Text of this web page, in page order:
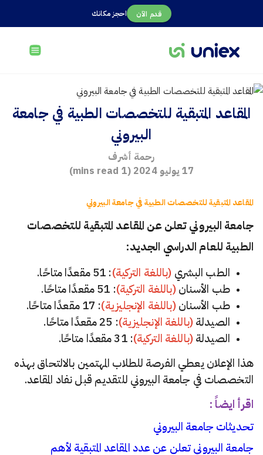
احجز مكانك قدم الآن
المقاعد المتبقية للتخصصات الطبية في جامعة
البيروني
رحمة أشرف
17 يوليو 2024
(
1
المقاعد المتبقية للتخصصات الطبية في جامعة البيروني
جامعة البيروني تعلن عن المقاعد المتبقية للتخصصات
الطبية للعام الدراسي الجديد:
الطب البشري (باللغة التركية): 51 مقعدًا متاحًا.
طب الأسنان(باللغة التركية): 51 مقعدًا متاحًا.
طب الأسنان(باللغة الإنجليزية): 17 مقعدًا متاحًا.
الصيدلة (باللغة الإنجليزية): 25 مقعدًا متاحًا.
الصيدلة(باللغة التركية): 31 مقعدًا متاحًا.
هذا الإعلان يعطي الفرصة للطلاب المهتمين بالالتحاق بهذه
التخصصات في جامعة البيروني للتقديم قبل نفاد المقاعد.
اقرأ ايضاً :
تحديثات جامعة البيروني
جامعة البيروني تعلن عن عدد المقاعد المتبقية لأهم